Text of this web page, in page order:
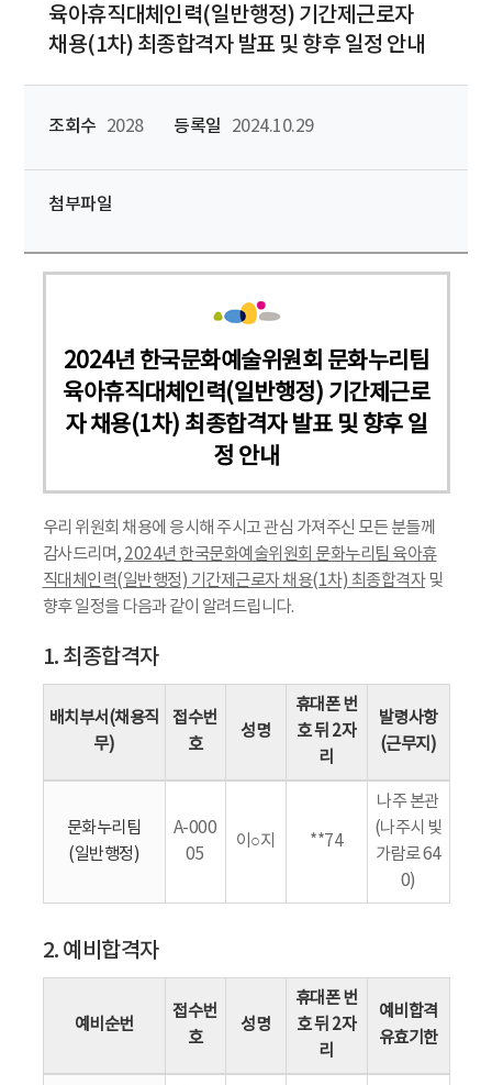
육아휴직대체인력(일반행정) 기간제근로자
채용(1차) 최종합격자 발표 및 향후 일정 안내
조회수 2028 등록일 2024.10.29
첨부파일
2024년 한국문화예술위원회 문화누리팀
육아휴직대체인력(일반행정) 기간제근로
자 채용(1차) 최종합격자 발표 및 향후 일
정 안내
우리 위원회 채용에 응시해 주시고 관심 가져주신 모든 분들께
감사드리며, 2024년 한국문화예술위원회 문화누리팀 육아휴
직대체인력(일반행정) 기간제근로자 채용(1차) 최종합격자및
향후 일정을 다음과 같이 알려드립니다.
1. 최종합격자
배치부서(채용직
무)
접수번
호
성명
휴대폰 번
호 뒤 2자
리
발령사항
(근무지)
문화누리팀
(일반행정)
A-000
05
이○지 **74
나주 본관
(나주시 빛
가람로 64
0)
2. 예비합격자
예비순번
접수번
호
성명
휴대폰 번
호 뒤 2자
리
예비합격
유효기한